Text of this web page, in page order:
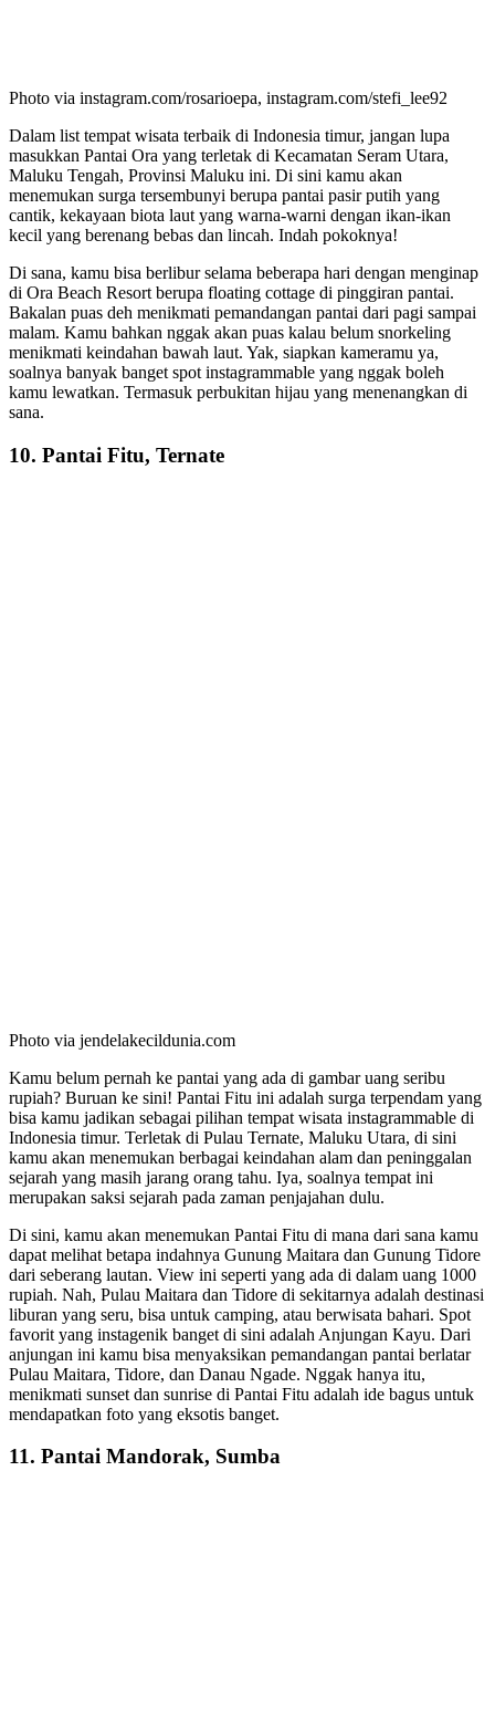
Photo via instagram.com/rosarioepa, instagram.com/stefi_lee92
Dalam list tempat wisata terbaik di Indonesia timur, jangan lupa
masukkan Pantai Ora yang terletak di Kecamatan Seram Utara,
Maluku Tengah, Provinsi Maluku ini. Di sini kamu akan
menemukan surga tersembunyi berupa pantai pasir putih yang
cantik, kekayaan biota laut yang warna-warni dengan ikan-ikan
kecil yang berenang bebas dan lincah. Indah pokoknya!
Di sana, kamu bisa berlibur selama beberapa hari dengan menginap
di Ora Beach Resort berupa floating cottage di pinggiran pantai.
Bakalan puas deh menikmati pemandangan pantai dari pagi sampai
malam. Kamu bahkan nggak akan puas kalau belum snorkeling
menikmati keindahan bawah laut. Yak, siapkan kameramu ya,
soalnya banyak banget spot instagrammable yang nggak boleh
kamu lewatkan. Termasuk perbukitan hijau yang menenangkan di
sana.
10. Pantai Fitu, Ternate
Photo via jendelakecildunia.com
Kamu belum pernah ke pantai yang ada di gambar uang seribu
rupiah? Buruan ke sini! Pantai Fitu ini adalah surga terpendam yang
bisa kamu jadikan sebagai pilihan tempat wisata instagrammable di
Indonesia timur. Terletak di Pulau Ternate, Maluku Utara, di sini
kamu akan menemukan berbagai keindahan alam dan peninggalan
sejarah yang masih jarang orang tahu. Iya, soalnya tempat ini
merupakan saksi sejarah pada zaman penjajahan dulu.
Di sini, kamu akan menemukan Pantai Fitu di mana dari sana kamu
dapat melihat betapa indahnya Gunung Maitara dan Gunung Tidore
dari seberang lautan. View ini seperti yang ada di dalam uang 1000
rupiah. Nah, Pulau Maitara dan Tidore di sekitarnya adalah destinasi
liburan yang seru, bisa untuk camping, atau berwisata bahari. Spot
favorit yang instagenik banget di sini adalah Anjungan Kayu. Dari
anjungan ini kamu bisa menyaksikan pemandangan pantai berlatar
Pulau Maitara, Tidore, dan Danau Ngade. Nggak hanya itu,
menikmati sunset dan sunrise di Pantai Fitu adalah ide bagus untuk
mendapatkan foto yang eksotis banget.
11. Pantai Mandorak, Sumba